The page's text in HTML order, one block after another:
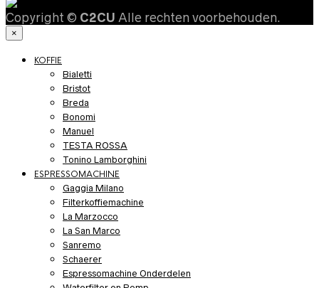
Copyright © C2CU Alle rechten voorbehouden.
×
KOFFIE
Bialetti
Bristot
Breda
Bonomi
Manuel
TESTA ROSSA
Tonino Lamborghini
ESPRESSOMACHINE
Gaggia Milano
Filterkoffiemachine
La Marzocco
La San Marco
Sanremo
Schaerer
Espressomachine Onderdelen